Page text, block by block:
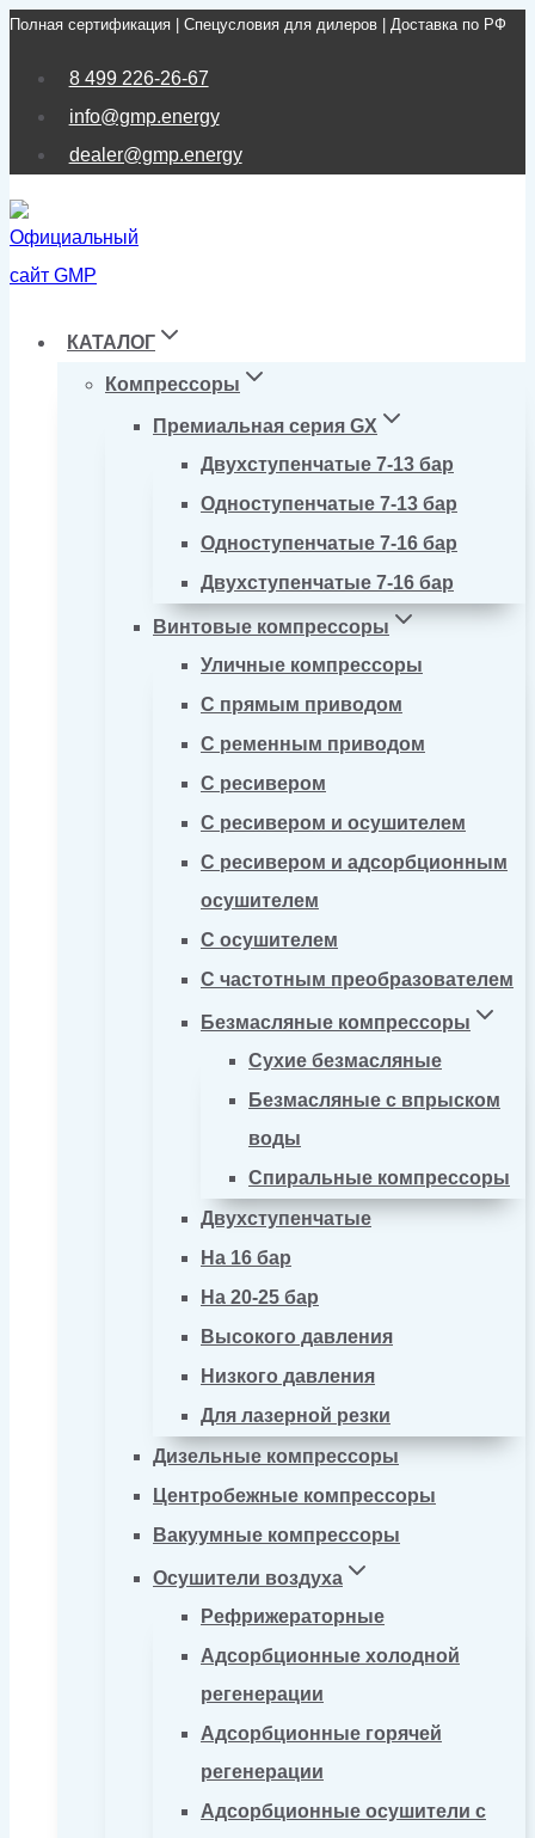
Перейти
Полная сертификация | Спецусловия для дилеров | Доставка по РФ
8 499 226-26-67
info@gmp.energy
dealer@gmp.energy
КАТАЛОГ
Компрессоры
Премиальная серия GX
Двухступенчатые 7-13 бар
Одноступенчатые 7-13 бар
Одноступенчатые 7-16 бар
Двухступенчатые 7-16 бар
Винтовые компрессоры
Уличные компрессоры
С прямым приводом
С ременным приводом
С ресивером
С ресивером и осушителем
С ресивером и адсорбционным
осушителем
С осушителем
С частотным преобразователем
Безмасляные компрессоры
Сухие безмасляные
Безмасляные с впрыском
воды
Спиральные компрессоры
Двухступенчатые
На 16 бар
На 20-25 бар
Высокого давления
Низкого давления
Для лазерной резки
Дизельные компрессоры
Центробежные компрессоры
Вакуумные компрессоры
Осушители воздуха
Рефрижераторные
Адсорбционные холодной
регенерации
Адсорбционные горячей
регенерации
Адсорбционные осушители с